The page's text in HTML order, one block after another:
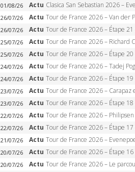
01/08/26 Actu Clasica San Sebastian 2026 – Evenepoel recordman, 4e victoire,
26/07/26 Actu Tour de France 2026 – Van der Poel monumental à Paris, Pogacar égale le
26/07/26 Actu Tour de France 2026 – Étape 21 : Van der Poel, Pogacar, qui succédera à Wout van Aert sur
25/07/26 Actu Tour de France 2026 – Richard Carapaz roi des Alpes, doublé et maillot à pois,
25/07/26 Actu Tour de France 2026 – Étape 20 : L’étape reine, Galibier, Sarenne, Alpe d’Huez, qui
24/07/26 Actu Tour de France 2026 – Tadej Pogacar dompte l’Alpe d’Huez, 5e victoire, record
24/07/26 Actu Tour de France 2026 – Étape 19 : Pogacar peut-il enfin dompter
23/07/26 Actu Tour de France 2026 – Carapaz en solitaire à Orcières-Merlette, Paret-Peintre à un
23/07/26 Actu Tour de France 2026 – Étape 18 : Qui domptera Orcières-Merlette, première marche
22/07/26 Actu Tour de France 2026 – Philipsen débloque son compteur à Voiron, Pedersen en
22/07/26 Actu Tour de France 2026 – Étape 17 : Pedersen peut-il verrouiller le
21/07/26 Actu Tour de France 2026 – Evenepoel écrase le chrono d’Évian, Seixas 4e,
20/07/26 Actu Tour de France 2026 – Étape 16 : Evenepoel, Pogacar, Ganna… qui domptera le chrono d’Évian pour
20/07/26 Actu Tour de France 2026 – Le parcours officiel complet : 21 étapes,